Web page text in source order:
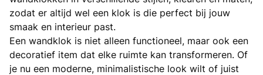
zodat er altijd wel een klok is die perfect bij jouw
smaak en interieur past.
Een wandklok is niet alleen functioneel, maar ook een
decoratief item dat elke ruimte kan transformeren. Of
je nu een moderne, minimalistische look wilt of juist